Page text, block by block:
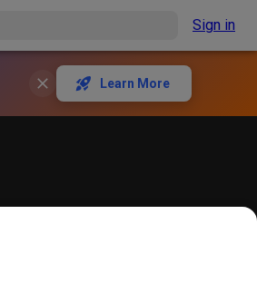
Sign in
Learn More